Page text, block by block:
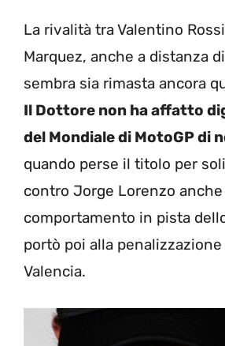
La rivalità tra Valentino
Marquez, anche a distanza
sembra sia rimasta ancora
Il Dottore non ha affatto
del Mondiale di MotoGP di
quando perse il titolo per
contro Jorge Lorenzo anche
comportamento in pista
portò poi alla penalizzazione
Valencia.